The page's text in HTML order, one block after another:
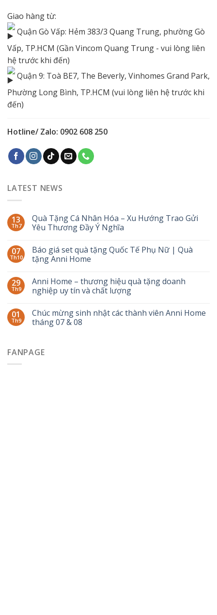
Giao hàng từ:
Quận Gò Vấp: Hẻm 383/3 Quang Trung, phường Gò
Vấp, TP.HCM (Gần Vincom Quang Trung - vui lòng liên
hệ trước khi đến)
Quận 9: Toà BE7, The Beverly, Vinhomes Grand Park,
Phường Long Bình, TP.HCM (vui lòng liên hệ trước khi
đến)
Hotline/ Zalo: 0902 608 250
LATEST NEWS
13
Th7
Quà Tặng Cá Nhân Hóa – Xu Hướng Trao Gửi
Yêu Thương Đầy Ý Nghĩa
07
Th10
Báo giá set quà tặng Quốc Tế Phụ Nữ | Quà
tặng Anni Home
29
Th9
Anni Home – thương hiệu quà tặng doanh
nghiệp uy tín và chất lượng
01
Th9
Chúc mừng sinh nhật các thành viên Anni Home
tháng 07 & 08
FANPAGE